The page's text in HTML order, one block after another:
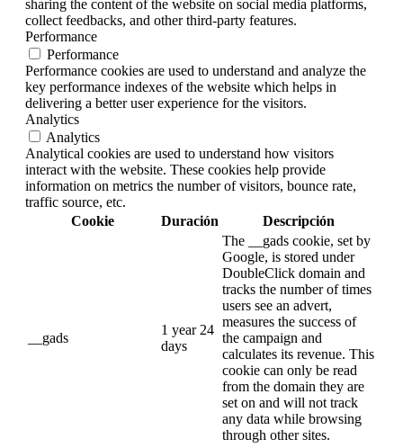
sharing the content of the website on social media platforms,
collect feedbacks, and other third-party features.
Performance
Performance
Performance cookies are used to understand and analyze the
key performance indexes of the website which helps in
delivering a better user experience for the visitors.
Analytics
Analytics
Analytical cookies are used to understand how visitors
interact with the website. These cookies help provide
information on metrics the number of visitors, bounce rate,
traffic source, etc.
Cookie
Duración Descripción
__gads
1 year 24
days
The __gads cookie, set by
Google, is stored under
DoubleClick domain and
tracks the number of times
users see an advert,
measures the success of
the campaign and
calculates its revenue. This
cookie can only be read
from the domain they are
set on and will not track
any data while browsing
through other sites.